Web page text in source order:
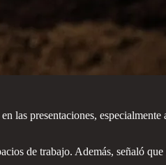
las presentaciones, especialmente
de trabajo. Además, señaló